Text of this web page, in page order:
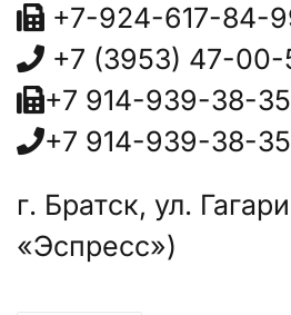
+7-924-617-84-
+7 (3953) 47-00-
+7 914-939-38-35
+7 914-939-38-35
г. Братск, ул.
«Эспресс»)